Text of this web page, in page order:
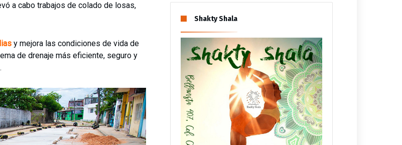
a cabo trabajos de colado de losas,
y mejora las condiciones de vida de
de drenaje más eficiente, seguro y
Shakty Shala